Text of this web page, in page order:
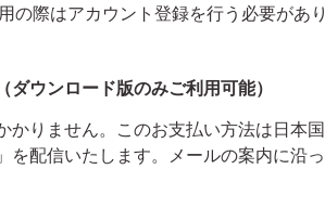
の際はアカウント登録を行う必要があ
ダウンロード版のみご利用可能）
かりません。このお支払い方法は日本
を配信いたします。メールの案内に沿